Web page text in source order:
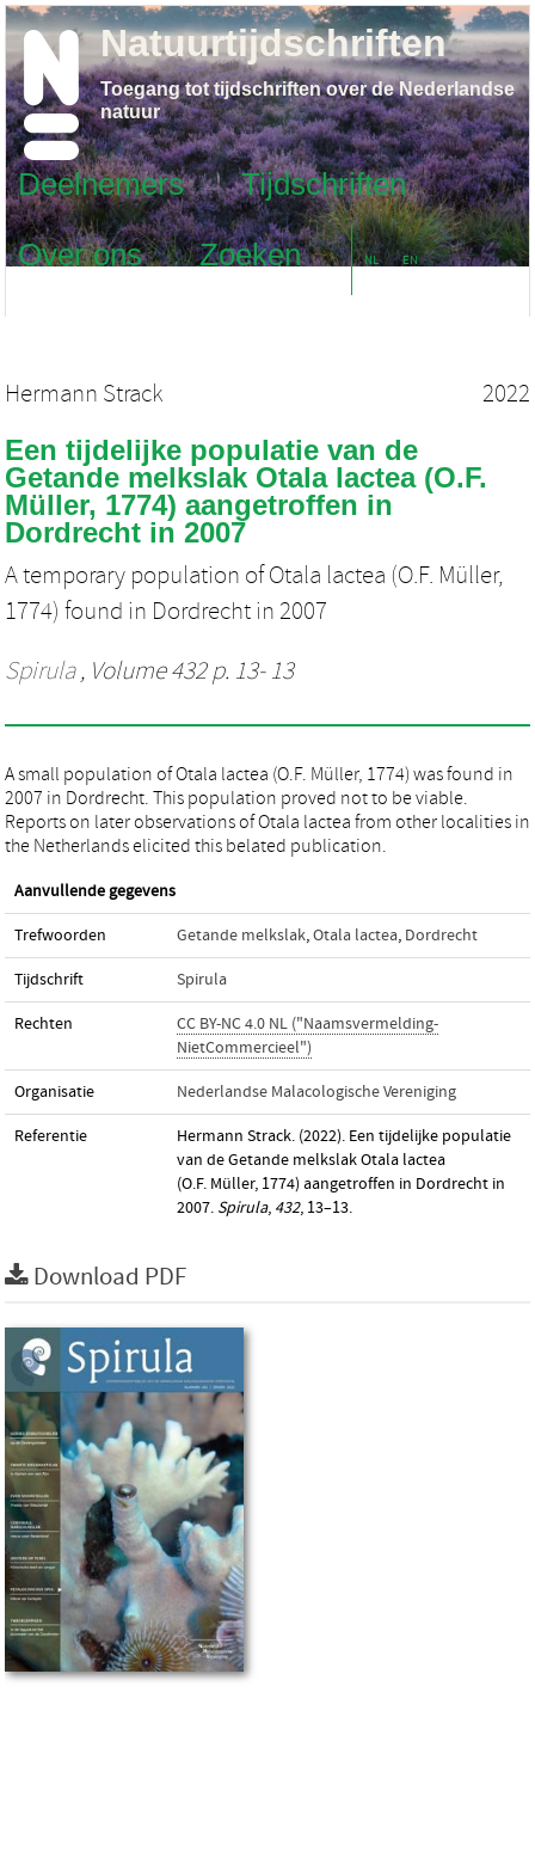
Deelnemers
Tijdschriften
Over ons
Zoeken NL EN
Natuurtijdschriften
Toegang tot tijdschriften over de Nederlandse
natuur
Hermann Strack 2022
Een tijdelijke populatie van de
Getande melkslak Otala lactea (O.F.
Müller, 1774) aangetroffen in
Dordrecht in 2007
A temporary population of Otala lactea (O.F. Müller,
1774) found in Dordrecht in 2007
Spirula, Volume 432 p. 13- 13
A small population of Otala lactea (O.F. Müller, 1774) was found in
2007 in Dordrecht. This population proved not to be viable.
Reports on later observations of Otala lactea from other localities in
the Netherlands elicited this belated publication.
Aanvullende gegevens
Trefwoorden Getande melkslak,Otala lactea, Dordrecht
Tijdschrift Spirula
Rechten
CC BY-NC 4.0 NL ("Naamsvermelding-
NietCommercieel")
Organisatie Nederlandse Malacologische Vereniging
Referentie
Hermann Strack. (2022). Een tijdelijke populatie
van de Getande melkslak Otala lactea
(O.F. Müller, 1774) aangetroffen in Dordrecht in
2007. Spirula, 432, 13–13.
Download PDF